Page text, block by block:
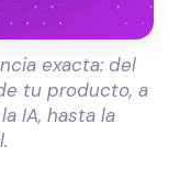
exacta: del
tu producto, a
IA, hasta la